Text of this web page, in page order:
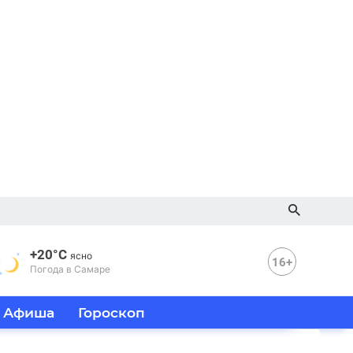
+20°C ясно
Погода в Самаре
16+
Афиша Гороскоп